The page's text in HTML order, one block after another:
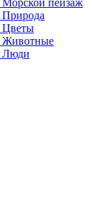
пейзаж
Цветы
Животные
Люди